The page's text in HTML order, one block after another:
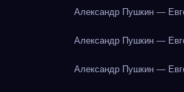
Александр Пушкин —
Александр Пушкин —
Александр Пушкин —